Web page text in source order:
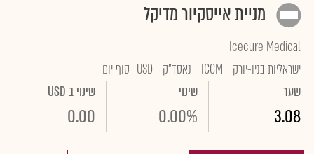
מניית אייסקיור מדיקל
Icecure Medical
ישראליות בניו-יורק
ICCM נאסד"ק USD סוף יום
שער
3.08
שינוי
0.00%
שינוי ב USD
0.00